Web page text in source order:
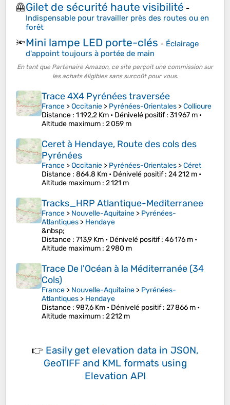
🦺Gilet de sécurité haute visibilité -
Indispensable pour travailler près des routes ou en
forêt
🔦Mini lampe LED porte-clés - Éclairage
d'appoint toujours à portée de main
En tant que Partenaire Amazon, ce site perçoit une commission sur
les achats éligibles sans surcoût pour vous.
Trace 4X4 Pyrénées traversée
France >Occitanie > Pyrénées-Orientales >Collioure
Distance : 1 192,2 Km • Dénivelé positif: 31 967 m •
Altitude maximum : 2 059 m
Ceret à Hendaye, Route des cols des
Pyrénées
France >Occitanie > Pyrénées-Orientales >Céret
Distance : 864,8 Km • Dénivelé positif: 24 212 m •
Altitude maximum : 2 121 m
Tracks_HRP Atlantique-Mediterranee
France > Nouvelle-Aquitaine > Pyrénées-
Atlantiques > Hendaye
&nbsp;
Distance : 713,9 Km • Dénivelé positif: 46 176 m •
Altitude maximum : 2 980 m
Trace De l'Océan à la Méditerranée (34
Cols)
France > Nouvelle-Aquitaine > Pyrénées-
Atlantiques > Hendaye
Distance : 987,6 Km • Dénivelé positif: 27 866 m •
Altitude maximum : 2 212 m
👉 Easily get elevation data in JSON,
GeoTIFF and KML formats using
Elevation API